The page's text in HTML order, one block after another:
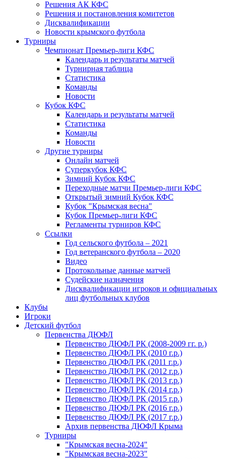
Решения АК КФС
Решения и постановления комитетов
Дисквалификации
Новости крымского футбола
Турниры
Чемпионат Премьер-лиги КФС
Календарь и результаты матчей
Турнирная таблица
Статистика
Команды
Новости
Кубок КФС
Календарь и результаты матчей
Статистика
Команды
Новости
Другие турниры
Онлайн матчей
Суперкубок КФС
Зимний Кубок КФС
Переходные матчи Премьер-лиги КФС
Открытый зимний Кубок КФС
Кубок "Крымская весна"
Кубок Премьер-лиги КФС
Регламенты турниров КФС
Ссылки
Год сельского футбола – 2021
Год ветеранского футбола – 2020
Видео
Протокольные данные матчей
Судейские назначения
Дисквалификации игроков и официальных
лиц футбольных клубов
Клубы
Игроки
Детский футбол
Первенства ДЮФЛ
Первенство ДЮФЛ РК (2008-2009 гг. р.)
Первенство ДЮФЛ РК (2010 г.р.)
Первенство ДЮФЛ РК (2011 г.р.)
Первенство ДЮФЛ РК (2012 г.р.)
Первенство ДЮФЛ РК (2013 г.р.)
Первенство ДЮФЛ РК (2014 г.р.)
Первенство ДЮФЛ РК (2015 г.р.)
Первенство ДЮФЛ РК (2016 г.р.)
Первенство ДЮФЛ РК (2017 г.р.)
Архив первенства ДЮФЛ Крыма
Турниры
"Крымская весна-2024"
"Крымская весна-2023"